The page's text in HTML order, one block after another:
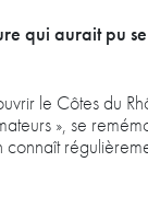
qui aurait pu
le Côtes du
», se